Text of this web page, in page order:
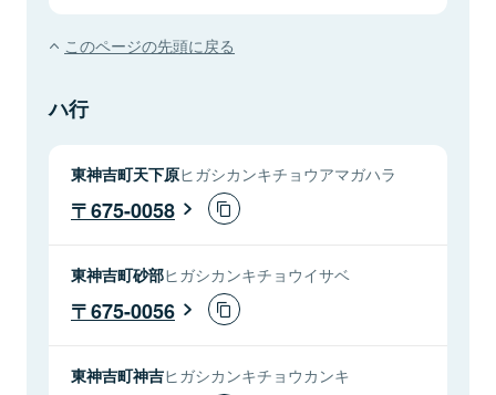
このページの先頭に戻る
ハ行
東神吉町天下原ヒガシカンキチョウアマガハラ
675-0058
東神吉町砂部ヒガシカンキチョウイサベ
675-0056
東神吉町神吉ヒガシカンキチョウカンキ